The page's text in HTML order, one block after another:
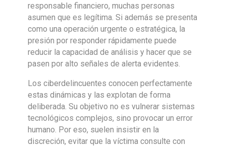
responsable financiero, muchas personas
asumen que es legítima. Si además se presenta
como una operación urgente o estratégica, la
presión por responder rápidamente puede
reducir la capacidad de análisis y hacer que se
pasen por alto señales de alerta evidentes.
Los ciberdelincuentes conocen perfectamente
estas dinámicas y las explotan de forma
deliberada. Su objetivo no es vulnerar sistemas
tecnológicos complejos, sino provocar un error
humano. Por eso, suelen insistir en la
discreción, evitar que la víctima consulte con